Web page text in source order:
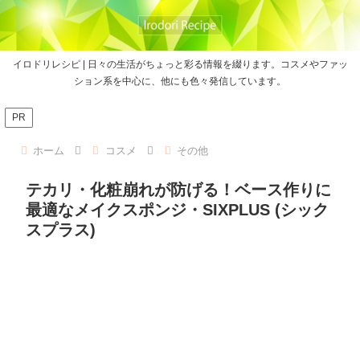
イロドリレシピ | 日々の生活がちょっと彩る情報を綴ります。コスメやファッ
ション系を中心に、他にも色々発信しています。
PR
ホーム コスメ その他
テカリ・化粧崩れが防げる！ベース作りに
最適なメイクスポンジ・SIXPLUS (シック
スプラス)